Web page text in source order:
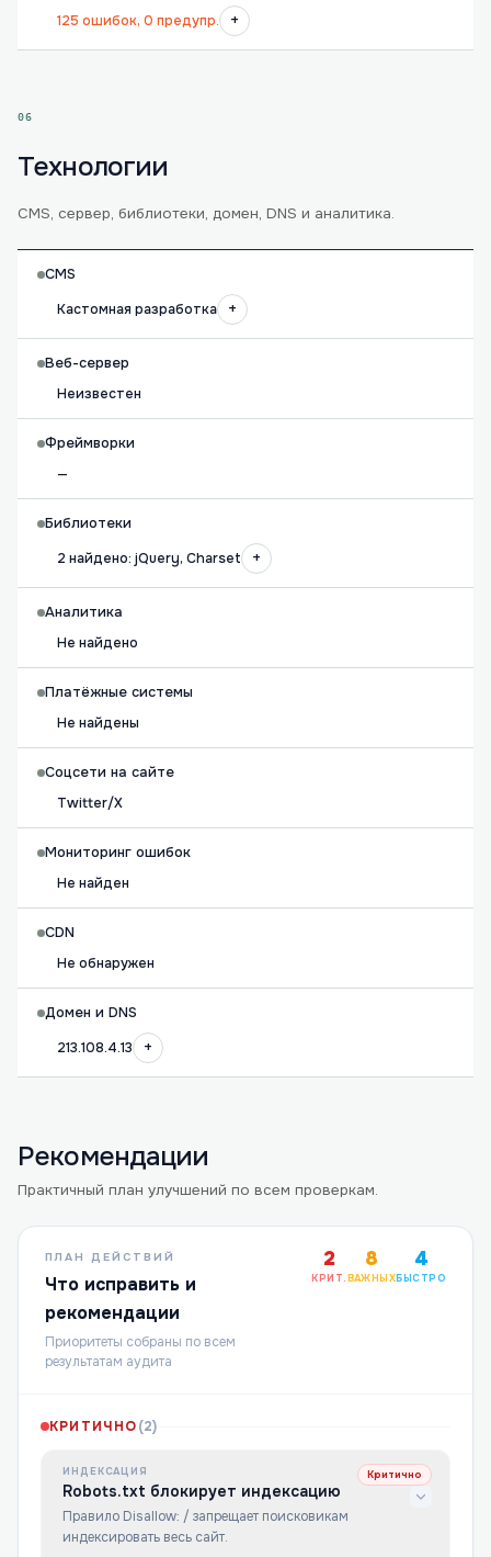
125 ошибок, 0 предупр.
+
06
Технологии
CMS, сервер, библиотеки, домен, DNS и аналитика.
CMS
Кастомная разработка
+
Веб-сервер
Неизвестен
Фреймворки
—
Библиотеки
2 найдено: jQuery, Charset
+
Аналитика
Не найдено
Платёжные системы
Не найдены
Соцсети на сайте
Twitter/X
Мониторинг ошибок
Не найден
CDN
Не обнаружен
Домен и DNS
213.108.4.13
+
Рекомендации
Практичный план улучшений по всем проверкам.
ПЛАН ДЕЙСТВИЙ
Что исправить и
рекомендации
Приоритеты собраны по всем
результатам аудита
2
КРИТ.
8
ВАЖНЫХ
4
БЫСТРО
КРИТИЧНО(2)
ИНДЕКСАЦИЯ
Robots.txt блокирует индексацию
Правило Disallow: / запрещает поисковикам
индексировать весь сайт.
Критично